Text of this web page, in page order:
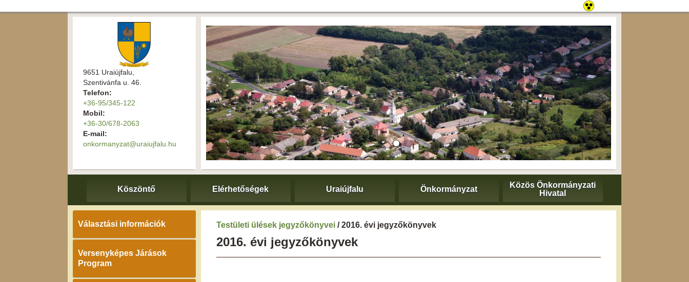
9651 Uraiújfalu,
Szentivánfa u. 46.
Telefon:
+36-95/345-122
Mobil:
+36-30/678-2063
E-mail:
onkormanyzat@uraiujfalu.hu
Köszöntő Elérhetőségek Uraiújfalu Önkormányzat
Közös Önkormányzati
Hivatal
Választási információk
Versenyképes Járások
Program
Testületi ülések jegyzőkönyvei / 2016. évi jegyzőkönyvek
2016. évi jegyzőkönyvek